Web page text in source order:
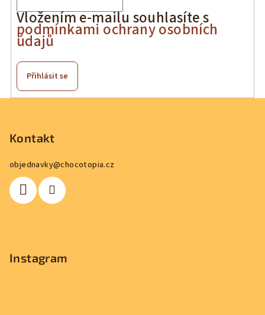
Vložením e-mailu souhlasíte s
podmínkami ochrany osobních
údajů
Přihlásit se
Kontakt
objednavky@chocotopia.cz
Instagram